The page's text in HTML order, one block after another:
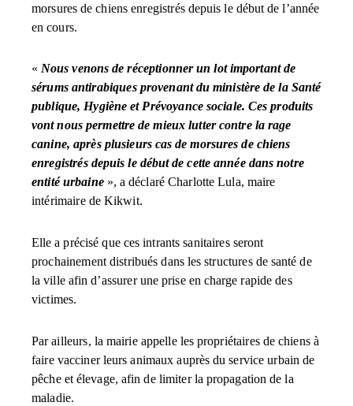
morsures de chiens enregistrés depuis le début de l’année
en cours.
« Nous venons de réceptionner un lot important de
sérums antirabiques provenant du ministère de la Santé
publique, Hygiène et Prévoyance sociale. Ces produits
vont nous permettre de mieux lutter contre la rage
canine, après plusieurs cas de morsures de chiens
enregistrés depuis le début de cette année dans notre
entité urbaine», a déclaré Charlotte Lula, maire
intérimaire de Kikwit.
Elle a précisé que ces intrants sanitaires seront
prochainement distribués dans les structures de santé de
la ville afin d’assurer une prise en charge rapide des
victimes.
Par ailleurs, la mairie appelle les propriétaires de chiens à
faire vacciner leurs animaux auprès du service urbain de
pêche et élevage, afin de limiter la propagation de la
maladie.